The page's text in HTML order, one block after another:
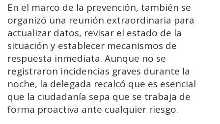
En el marco de la prevención, también se
organizó una reunión extraordinaria para
actualizar datos, revisar el estado de la
situación y establecer mecanismos de
respuesta inmediata. Aunque no se
registraron incidencias graves durante la
noche, la delegada recalcó que es esencial
que la ciudadanía sepa que se trabaja de
forma proactiva ante cualquier riesgo.